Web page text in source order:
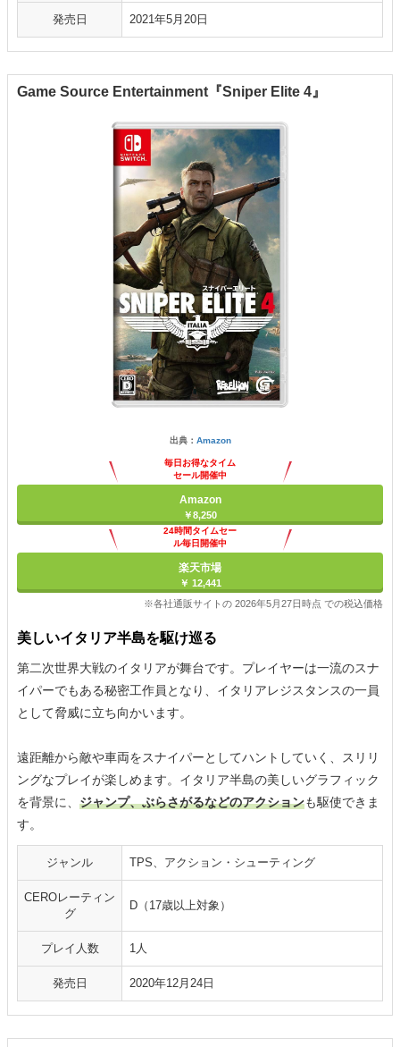
発売日 2021年5月20日
Game Source Entertainment『Sniper Elite 4』
出典： Amazon
毎日お得なタイム
セール開催中
Amazon
￥8,250
24時間タイムセー
ル毎日開催中
楽天市場
￥ 12,441
※各社通販サイトの 2026年5月27日時点 での税込価格
美しいイタリア半島を駆け巡る
第二次世界大戦のイタリアが舞台です。プレイヤーは一流のスナ
イパーでもある秘密工作員となり、イタリアレジスタンスの一員
として脅威に立ち向かいます。
遠距離から敵や車両をスナイパーとしてハントしていく、スリリ
ングなプレイが楽しめます。イタリア半島の美しいグラフィック
を背景に、 ジャンプ、ぶらさがるなどのアクションも駆使できま
す。
ジャンル TPS、アクション・シューティング
CEROレーティン
グ
D（17歳以上対象）
プレイ人数 1人
発売日 2020年12月24日